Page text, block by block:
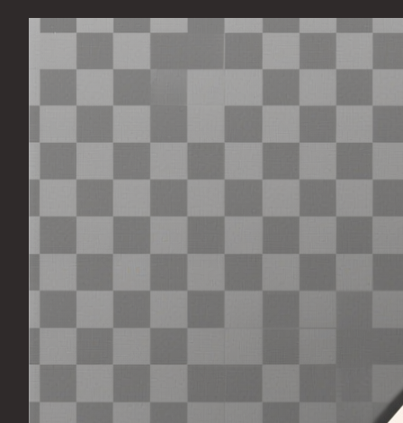
Перейти
содержимому